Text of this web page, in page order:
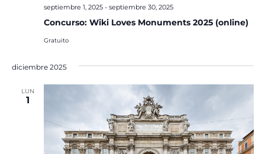
Concurso: Wiki Loves Monuments 2025 (online)
septiembre 1, 2025- septiembre 30, 2025
Gratuito
diciembre 2025
LUN
1